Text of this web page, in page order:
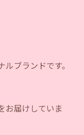
ブランドです。
お届けしていま